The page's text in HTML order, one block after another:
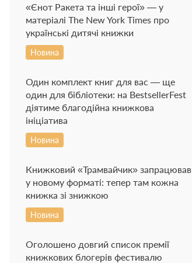
«Єнот Ракета та інші герої» — у
матеріалі The New York Times про
українські дитячі книжки
Новина
Один комплект книг для вас — ще
один для бібліотеки: на BestsellerFest
діятиме благодійна книжкова
ініціатива
Новина
Книжковий «Трамвайчик» запрацював
у новому форматі: тепер там кожна
книжка зі знижкою
Новина
Оголошено довгий список премії
книжкових блогерів фестивалю